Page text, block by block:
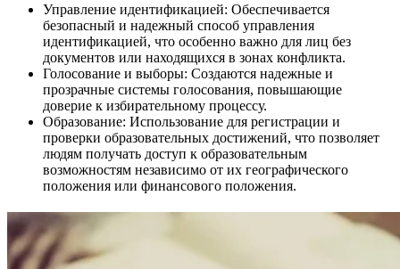
Управление идентификацией: Обеспечивается
безопасный и надежный способ управления
идентификацией, что особенно важно для лиц без
документов или находящихся в зонах конфликта.
Голосование и выборы: Создаются надежные и
прозрачные системы голосования, повышающие
доверие к избирательному процессу.
Образование: Использование для регистрации и
проверки образовательных достижений, что позволяет
людям получать доступ к образовательным
возможностям независимо от их географического
положения или финансового положения.